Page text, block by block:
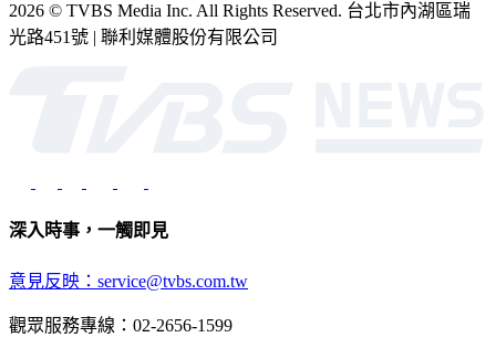
2026 © TVBS Media Inc. All Rights Reserved. 台北市內湖區瑞
光路451號 | 聯利媒體股份有限公司
深入時事，一觸即見
意見反映：service@tvbs.com.tw
觀眾服務專線：02-2656-1599